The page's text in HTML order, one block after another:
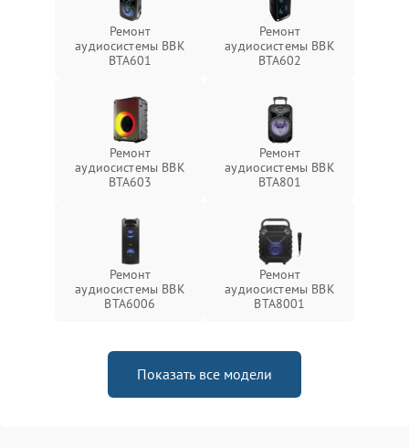
Ремонт
аудиосистемы BBK
BTA601
Ремонт
аудиосистемы BBK
BTA602
Ремонт
аудиосистемы BBK
BTA603
Ремонт
аудиосистемы BBK
BTA801
Ремонт
аудиосистемы BBK
BTA6006
Ремонт
аудиосистемы BBK
BTA8001
Показать все модели